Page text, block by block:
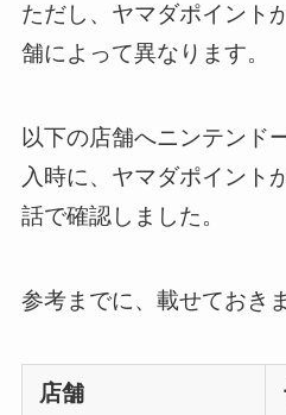
ただし、ヤマダポイント
舗によって異なります。
以下の店舗へニンテンド
入時に、ヤマダポイント
話で確認しました。
参考までに、載せておき
店舗